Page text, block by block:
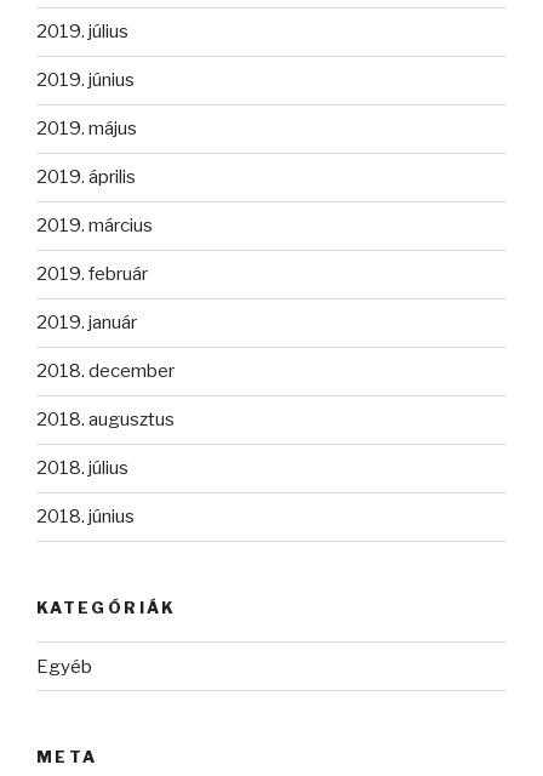
2019. július
2019. június
2019. május
2019. április
2019. március
2019. február
2019. január
2018. december
2018. augusztus
2018. július
2018. június
KATEGÓRIÁK
Egyéb
META